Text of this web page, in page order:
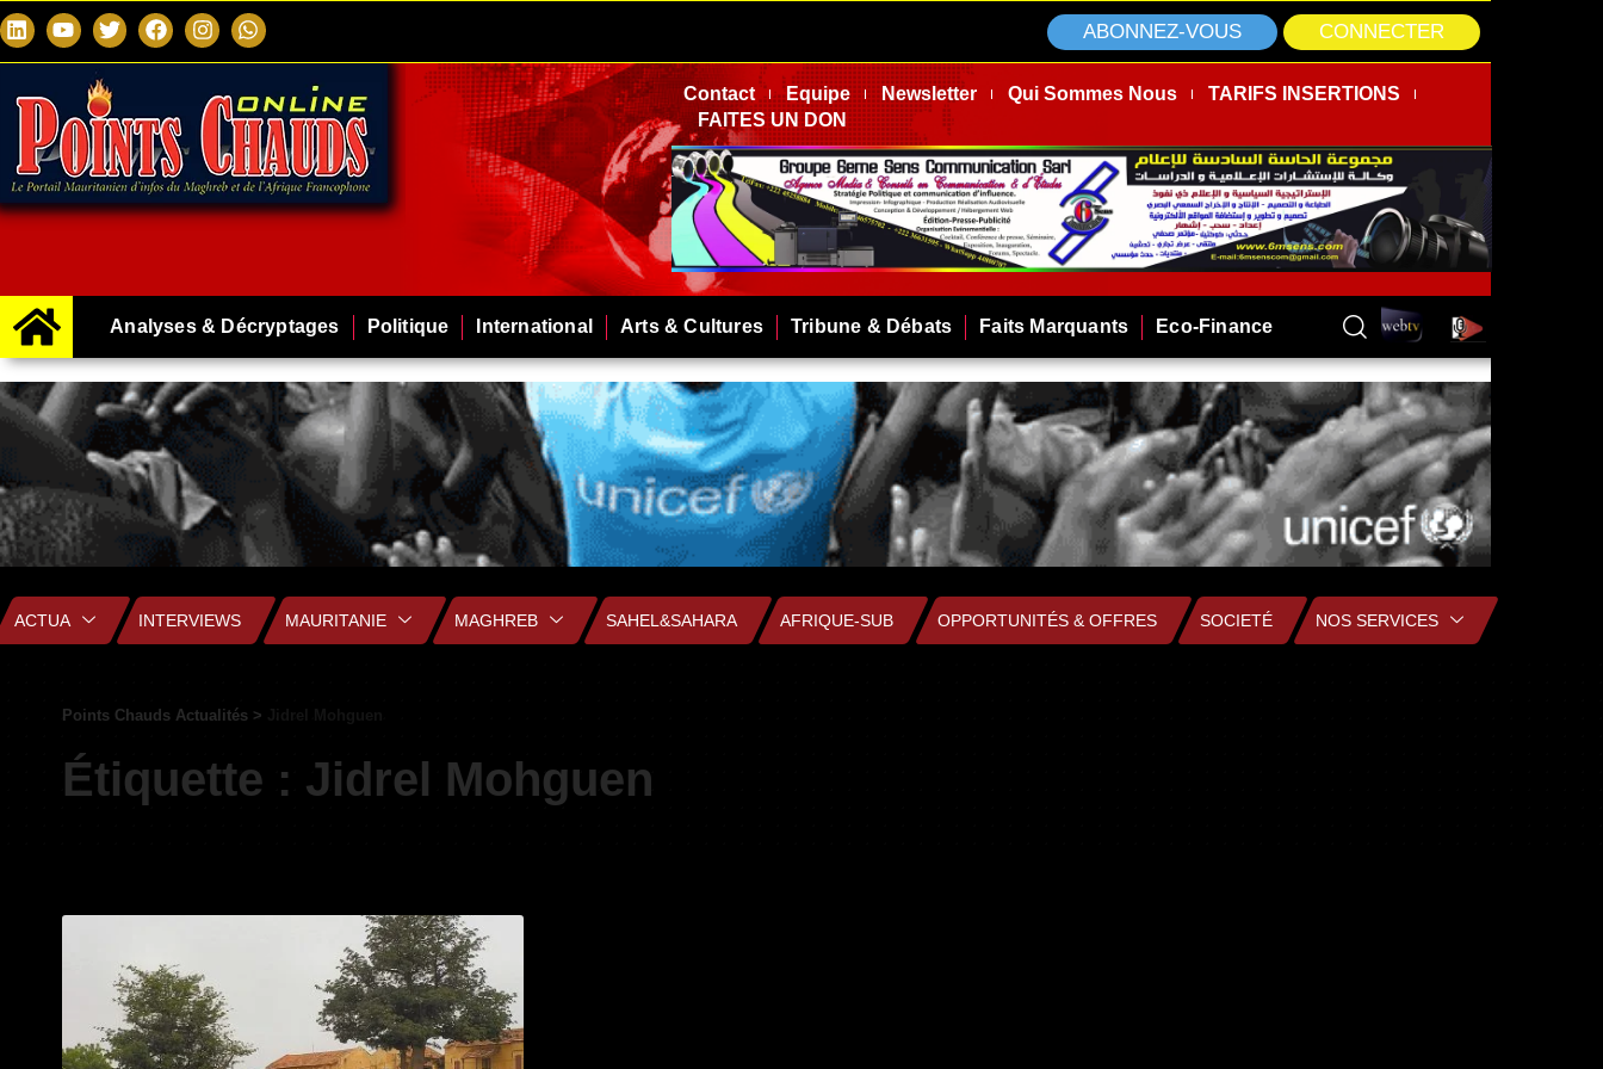
ABONNEZ-VOUS CONNECTER
Contact Equipe Newsletter Qui Sommes Nous
TARIFS INSERTIONS
FAITES UN DON
Analyses & Décryptages Politique International Arts & Cultures Tribune & Débats Faits Marquants Eco-Finance
ACTUA INTERVIEWS MAURITANIE MAGHREB SAHEL&SAHARA AFRIQUE-SUB OPPORTUNITÉS & OFFRES SOCIETÉ NOS SERVICES
Points Chauds Actualités >
Étiquette : Jidrel Mohguen